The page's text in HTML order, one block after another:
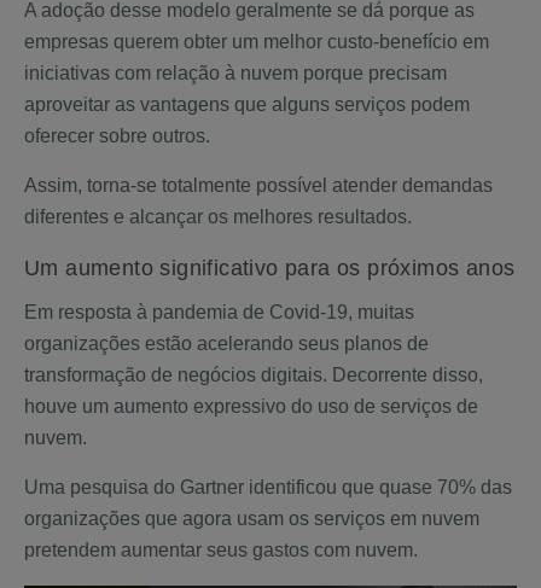
A adoção desse modelo geralmente se dá porque as
empresas querem obter um melhor custo-benefício em
iniciativas com relação à nuvem porque precisam
aproveitar as vantagens que alguns serviços podem
oferecer sobre outros.
Assim, torna-se totalmente possível atender demandas
diferentes e alcançar os melhores resultados.
Um aumento significativo para os próximos anos
Em resposta à pandemia de Covid-19, muitas
organizações estão acelerando seus planos de
transformação de negócios digitais. Decorrente disso,
houve um aumento expressivo do uso de serviços de
nuvem.
Uma pesquisa do Gartner identificou que quase 70% das
organizações que agora usam os serviços em nuvem
pretendem aumentar seus gastos com nuvem.